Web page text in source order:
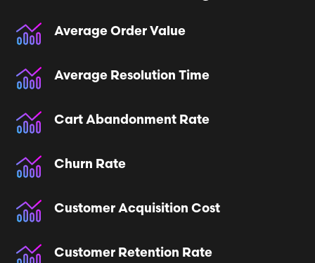
Average Order Value
Average Resolution Time
Cart Abandonment Rate
Churn Rate
Customer Acquisition Cost
Customer Retention Rate